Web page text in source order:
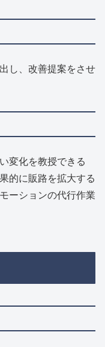
し、改善提案をさせ
変化を教授できる
的に販路を拡大する
ーションの代行作業